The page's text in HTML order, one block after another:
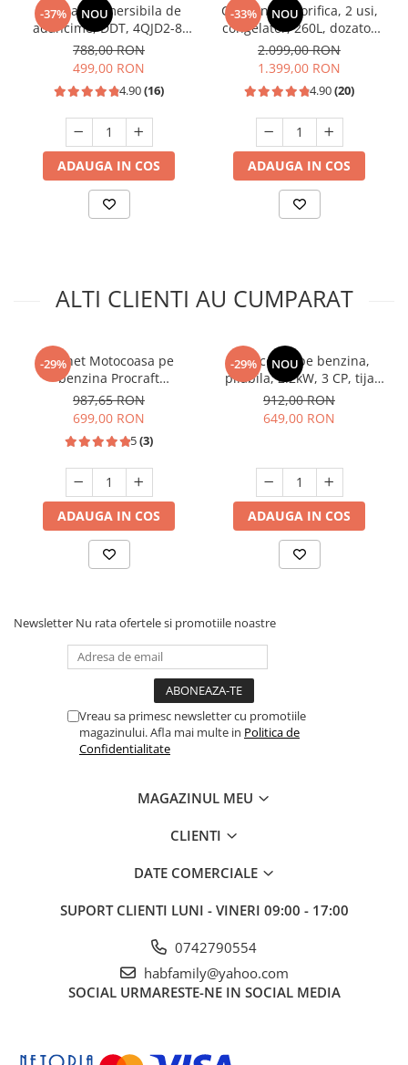
-37% NOU
Pompa submersibila de
adancime, DDT, 4QJD2-8,
1500 W, 8 turbine, Inox,
cablu 25m
788,00 RON
499,00 RON
4.90(16)
ADAUGA IN COS
-33% NOU
Combina frigorifica, 2 usi,
congelator, 260L, dozator
de apa, Inox, SAMUS
2.099,00 RON
1.399,00 RON
4.90(20)
ADAUGA IN COS
ALTI CLIENTI AU CUMPARAT
-29%
Pachet Motocoasa pe
benzina Procraft
T4350+accesoriu taiere la
inaltime,6 cp,58 Cc,5
sisteme de taiere
987,65 RON
699,00 RON
5(3)
ADAUGA IN COS
-29% NOU
Motocoasa pe benzina,
pliabila, 2.2kW, 3 CP, tija
detasabila, accesorii, Raider
RD-GBC24
912,00 RON
649,00 RON
ADAUGA IN COS
Newsletter Nu rata ofertele si promotiile noastre
Vreau sa primesc newsletter cu promotiile
magazinului. Afla mai multe in Politica de
Confidentialitate
MAGAZINUL MEU
CLIENTI
DATE COMERCIALE
SUPORT CLIENTI LUNI - VINERI 09:00 - 17:00
0742790554
habfamily@yahoo.com
SOCIAL URMARESTE-NE IN SOCIAL MEDIA